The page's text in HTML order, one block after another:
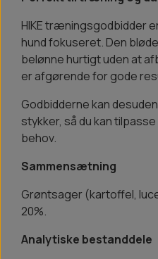
HIKE træningsgodbidder
hund fokuseret. Den
belønne hurtigt uden at
er afgørende for gode
Godbidderne kan
stykker, så du kan
behov.
Sammensætning
Grøntsager (kartoffel,
20%.
Analytiske bestanddele